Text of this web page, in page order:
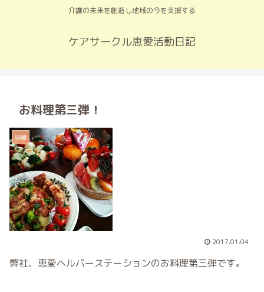
介護の未来を創造し地域の今を支援する
ケアサークル恵愛活動日記
お料理第三弾！
料理
2017.01.04
弊社、恵愛ヘルパーステーションのお料理第三弾です。